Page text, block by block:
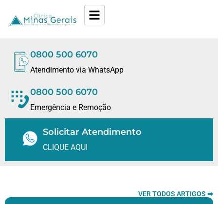
0800 500 6070
Atendimento via WhatsApp
0800 500 6070
Emergência e Remoção
Solicitar Atendimento
CLIQUE AQUI
VER TODOS ARTIGOS ➡